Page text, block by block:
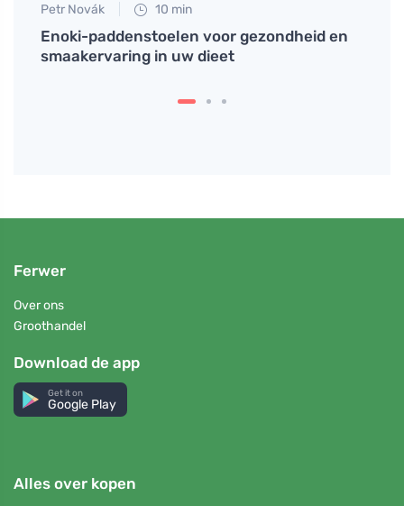
Petr Novák 10 min
Enoki-paddenstoelen voor gezondheid en
smaakervaring in uw dieet
Ferwer
Over ons
Groothandel
Download de app
Get it on
Google Play
Alles over kopen